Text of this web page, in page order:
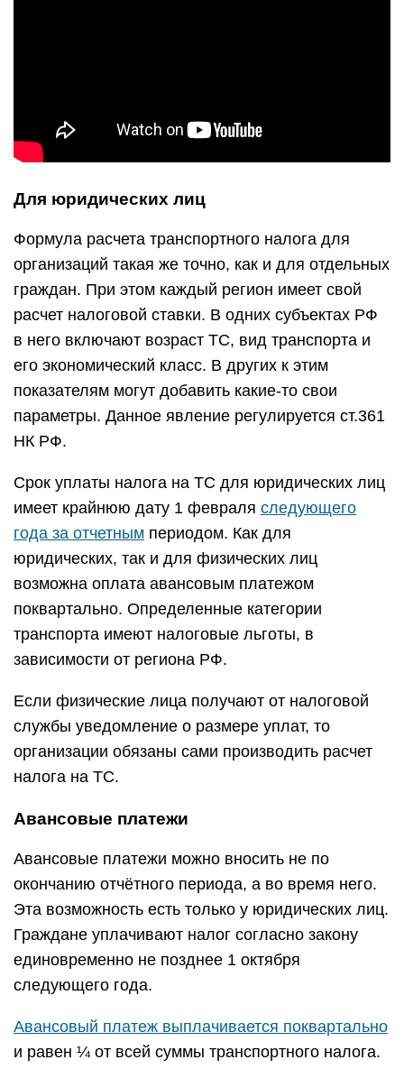
Для юридических лиц
Формула расчета транспортного налога для
организаций такая же точно, как и для отдельных
граждан. При этом каждый регион имеет свой
расчет налоговой ставки. В одних субъектах РФ
в него включают возраст ТС, вид транспорта и
его экономический класс. В других к этим
показателям могут добавить какие-то свои
параметры. Данное явление регулируется ст.361
НК РФ.
Срок уплаты налога на ТС для юридических лиц
имеет крайнюю дату 1 февраля следующего
года за отчетным периодом. Как для
юридических, так и для физических лиц
возможна оплата авансовым платежом
поквартально. Определенные категории
транспорта имеют налоговые льготы, в
зависимости от региона РФ.
Если физические лица получают от налоговой
службы уведомление о размере уплат, то
организации обязаны сами производить расчет
налога на ТС.
Авансовые платежи
Авансовые платежи можно вносить не по
окончанию отчётного периода, а во время него.
Эта возможность есть только у юридических лиц.
Граждане уплачивают налог согласно закону
единовременно не позднее 1 октября
следующего года.
Авансовый платеж выплачивается поквартально
и равен ¼ от всей суммы транспортного налога.